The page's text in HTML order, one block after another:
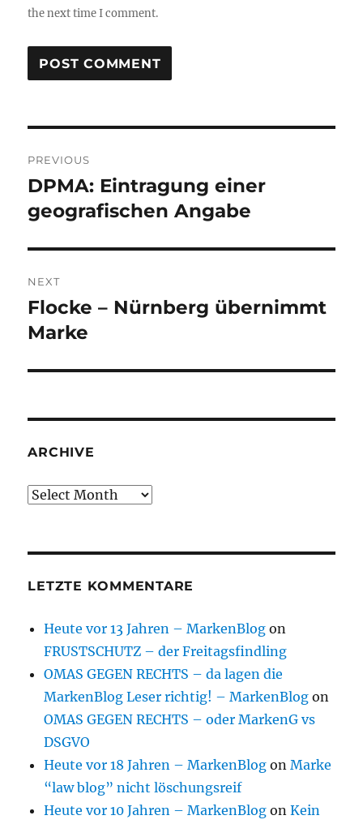
the next time I comment.
navigation
PREVIOUS
Previous
post:
DPMA: Eintragung einer
geografischen Angabe
NEXT
Next
post:
Flocke – Nürnberg übernimmt
Marke
ARCHIVE
Archive
LETZTE KOMMENTARE
Heute vor 13 Jahren – MarkenBlog on
FRUSTSCHUTZ – der Freitagsfindling
OMAS GEGEN RECHTS – da lagen die
MarkenBlog Leser richtig! – MarkenBlog on
OMAS GEGEN RECHTS – oder MarkenG vs
DSGVO
Heute vor 18 Jahren – MarkenBlog onMarke
“law blog” nicht löschungsreif
Heute vor 10 Jahren – MarkenBlog onKein